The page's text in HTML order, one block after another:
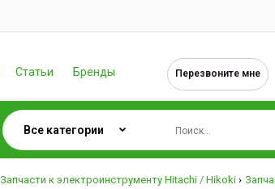
Статьи Бренды Перезвоните мне
Запчасти к электроинструменту Hitachi / Hikoki